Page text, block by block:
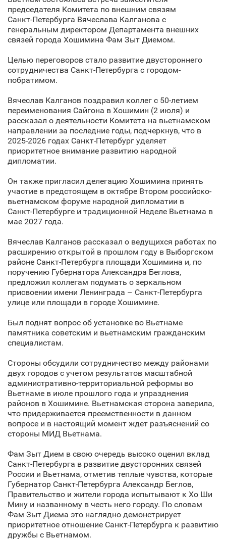
председателя Комитета по внешним связям
Санкт‑Петербурга Вячеслава Калганова с
генеральным директором Департамента внешних
связей города Хошимина Фам Зыт Диемом.
Целью переговоров стало развитие двустороннего
сотрудничества Санкт‑Петербурга с городом-
побратимом.
Вячеслав Калганов поздравил коллег с 50-летием
переименования Сайгона в Хошимин (2 июля) и
рассказал о деятельности Комитета на вьетнамском
направлении за последние годы, подчеркнув, что в
2025-2026 годах Санкт‑Петербург уделяет
приоритетное внимание развитию народной
дипломатии.
Он также пригласил делегацию Хошимина принять
участие в предстоящем в октябре Втором российско-
вьетнамском форуме народной дипломатии в
Санкт‑Петербурге и традиционной Неделе Вьетнама в
мае 2027 года.
Вячеслав Калганов рассказал о ведущихся работах по
расширению открытой в прошлом году в Выборгском
районе Санкт‑Петербурга площади Хошимина и, по
поручению Губернатора Александра Беглова,
предложил коллегам подумать о зеркальном
присвоении имени Ленинграда – Санкт‑Петербурга
улице или площади в городе Хошимине.
Был поднят вопрос об установке во Вьетнаме
памятника советским и вьетнамским гражданским
специалистам.
Стороны обсудили сотрудничество между районами
двух городов с учетом результатов масштабной
административно-территориальной реформы во
Вьетнаме в июле прошлого года и упразднения
районов в Хошимине. Вьетнамская сторона заверила,
что придерживается преемственности в данном
вопросе и в настоящий момент ждет разъяснений со
стороны МИД Вьетнама.
Фам Зыт Дием в свою очередь высоко оценил вклад
Санкт‑Петербурга в развитие двусторонних связей
России и Вьетнама, отметив теплые чувства, которые
Губернатор Санкт‑Петербурга Александр Беглов,
Правительство и жители города испытывают к Хо Ши
Мину и названному в честь него городу. По словам
Фам Зыт Диема это наглядно демонстрирует
приоритетное отношение Санкт‑Петербурга к развитию
дружбы с Вьетнамом.